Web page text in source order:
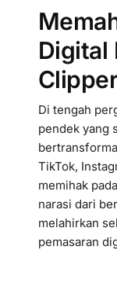
Digital
Di tengah
pendek yang
TikTok,
memihak
narasi dari
melahirkan
pemasaran